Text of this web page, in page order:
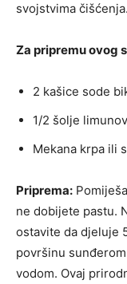
svojstvima čišćenja.
Za pripremu ovog
2 kašice sode
1/2 šolje
Mekana krpa ili
Priprema:
ne dobijete pastu.
ostavite da djeluje
površinu
vodom. Ovaj